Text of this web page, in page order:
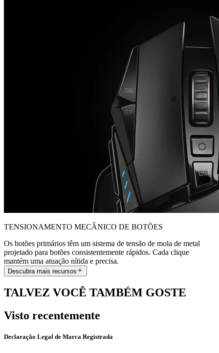
TENSIONAMENTO MECÂNICO DE BOTÕES
Os botões primários têm um sistema de tensão de mola de metal
projetado para botões consistentemente rápidos. Cada clique
mantém uma atuação nítida e precisa.
Descubra mais recursos
TALVEZ VOCÊ TAMBÉM GOSTE
Visto recentemente
Declaração Legal de Marca Registrada